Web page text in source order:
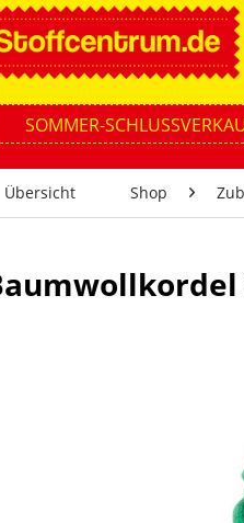
SOMMER-
Übersicht Shop